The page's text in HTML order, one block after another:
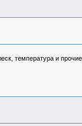
температура и